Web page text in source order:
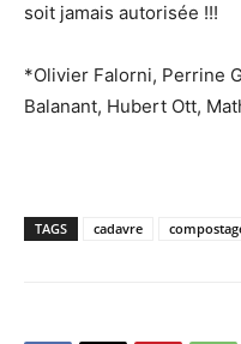
soit jamais autorisée !!!
*Olivier Falorni, Perrine
Balanant, Hubert Ott,
TAGS cadavre